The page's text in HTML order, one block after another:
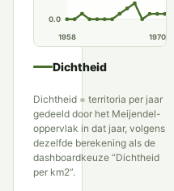
0.0
1958 1970
Dichtheid
Dichtheid = territoria per jaar
gedeeld door het Meijendel-
oppervlak in dat jaar, volgens
dezelfde berekening als de
dashboardkeuze “Dichtheid
per km2”.